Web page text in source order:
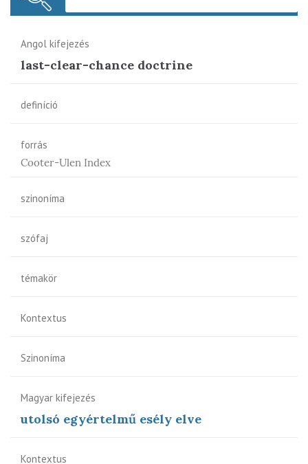
Angol kifejezés
last-clear-chance doctrine
definíció
forrás
Cooter-Ulen Index
szinoníma
szófaj
témakör
Kontextus
Szinoníma
Magyar kifejezés
utolsó egyértelmű esély elve
Kontextus